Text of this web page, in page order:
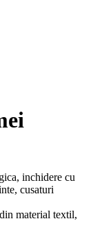
inchidere cu
cusaturi
material textil,